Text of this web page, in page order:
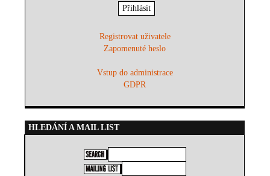
Registrovat uživatele
Zapomenuté heslo
Vstup do administrace
GDPR
HLEDÁNÍ A MAIL LIST